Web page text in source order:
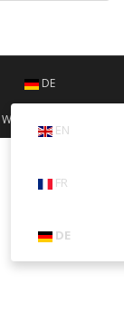
DE
EN
FR
DE
WordPress